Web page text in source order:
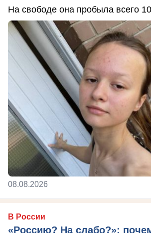
На свободе она пробыла всего
08.08.2026
В России
«Россию? На слабо?»: